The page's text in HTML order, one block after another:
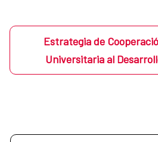
Estrategia de
Universitaria al